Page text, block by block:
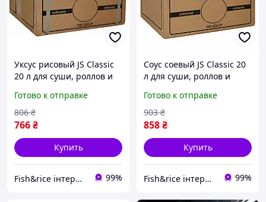
Уксус рисовый JS Classic
20 л для суши, роллов и
Готово к отправке
766₴
806 ₴
Купить
Fish&rice інтернет-магазин товарів для суші 99%
Соус соевый JS Classic 20
л для суши, роллов и
Готово к отправке
858₴
903 ₴
Купить
Fish&rice інтернет-магазин товарів для суші 99%